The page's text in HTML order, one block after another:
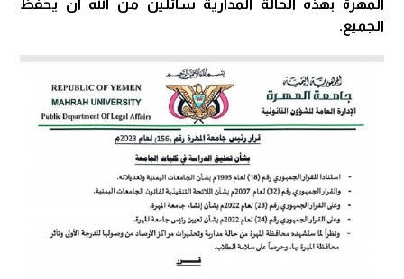
المهرة بهذه الحالة المدارية سائلين من الله ان يحفظ
الجميع.